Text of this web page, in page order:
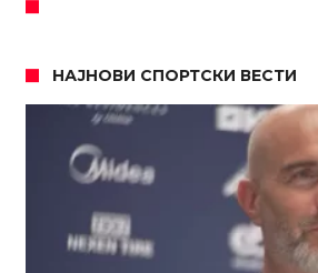
НАЈНОВИ СПОРТСКИ ВЕСТИ